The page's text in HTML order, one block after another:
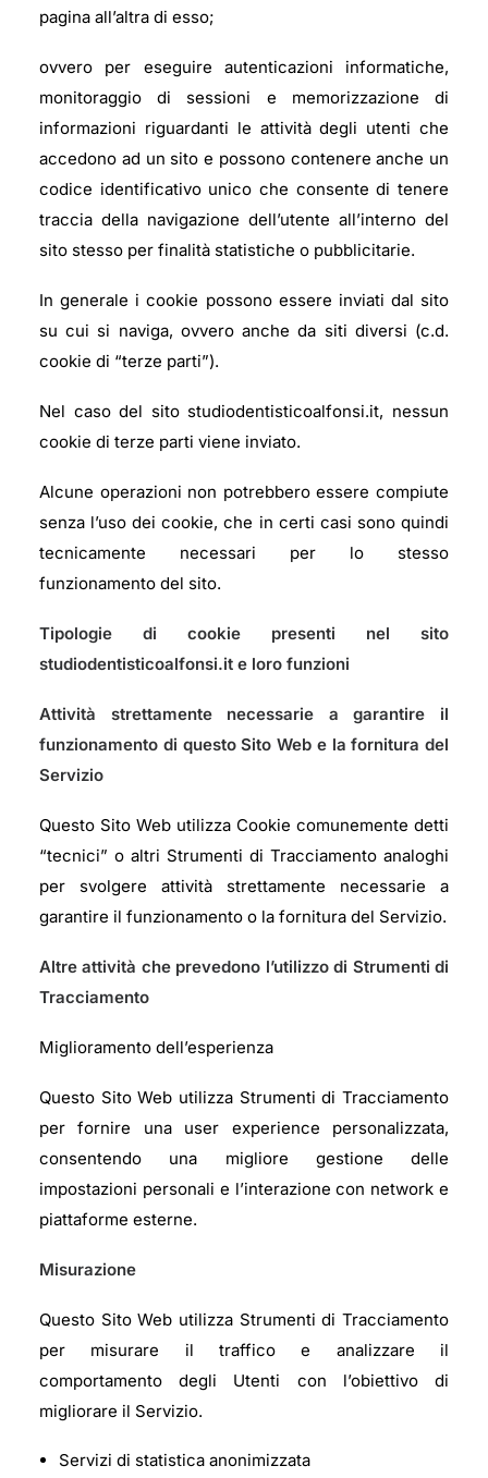
pagina all’altra di esso;
ovvero per eseguire autenticazioni informatiche,
monitoraggio di sessioni e memorizzazione di
informazioni riguardanti le attività degli utenti che
accedono ad un sito e possono contenere anche un
codice identificativo unico che consente di tenere
traccia della navigazione dell’utente all’interno del
sito stesso per finalità statistiche o pubblicitarie.
In generale i cookie possono essere inviati dal sito
su cui si naviga, ovvero anche da siti diversi (c.d.
cookie di “terze parti”).
Nel caso del sito studiodentisticoalfonsi.it, nessun
cookie di terze parti viene inviato.
Alcune operazioni non potrebbero essere compiute
senza l’uso dei cookie, che in certi casi sono quindi
tecnicamente necessari per lo stesso
funzionamento del sito.
Tipologie di cookie presenti nel sito
studiodentisticoalfonsi.it e loro funzioni
Attività strettamente necessarie a garantire il
funzionamento di questo Sito Web e la fornitura del
Servizio
Questo Sito Web utilizza Cookie comunemente detti
“tecnici” o altri Strumenti di Tracciamento analoghi
per svolgere attività strettamente necessarie a
garantire il funzionamento o la fornitura del Servizio.
Altre attività che prevedono l’utilizzo di Strumenti di
Tracciamento
Miglioramento dell’esperienza
Questo Sito Web utilizza Strumenti di Tracciamento
per fornire una user experience personalizzata,
consentendo una migliore gestione delle
impostazioni personali e l’interazione con network e
piattaforme esterne.
Misurazione
Questo Sito Web utilizza Strumenti di Tracciamento
per misurare il traffico e analizzare il
comportamento degli Utenti con l’obiettivo di
migliorare il Servizio.
Servizi di statistica anonimizzata